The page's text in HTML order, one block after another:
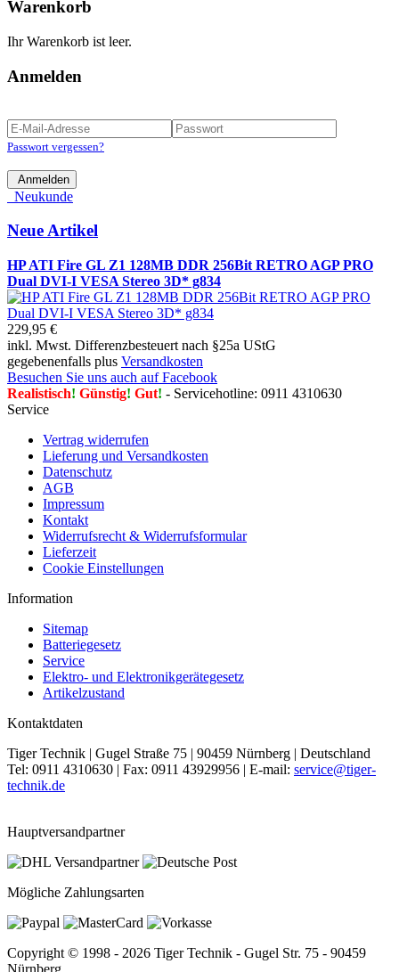
Warenkorb
Ihr Warenkorb ist leer.
Anmelden
Passwort vergessen?
Anmelden
Neukunde
Neue Artikel
HP ATI Fire GL Z1 128MB DDR 256Bit RETRO AGP PRO
Dual DVI-I VESA Stereo 3D* g834
229,95 €
inkl. Mwst. Differenzbesteuert nach §25a UStG
gegebenenfalls plus Versandkosten
Besuchen Sie uns auch auf Facebook
Realistisch! Günstig! Gut! - Servicehotline: 0911 4310630
Service
Vertrag widerrufen
Lieferung und Versandkosten
Datenschutz
AGB
Impressum
Kontakt
Widerrufsrecht & Widerrufsformular
Lieferzeit
Cookie Einstellungen
Information
Sitemap
Batteriegesetz
Service
Elektro- und Elektronikgerätegesetz
Artikelzustand
Kontaktdaten
Tiger Technik | Gugel Straße 75 | 90459 Nürnberg | Deutschland
Tel: 0911 4310630 | Fax: 0911 43929956 | E-mail: service@tiger-
technik.de
Hauptversandpartner
Mögliche Zahlungsarten
Copyright © 1998 - 2026 Tiger Technik - Gugel Str. 75 - 90459
Nürnberg